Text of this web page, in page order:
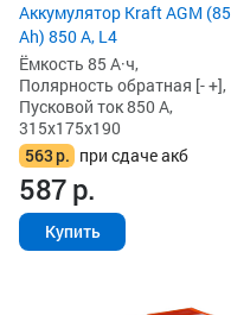
Аккумулятор Kraft AGM (85
Ah) 850 А, L4
Ёмкость 85 А·ч,
Полярность обратная [- +],
Пусковой ток 850 А,
315x175x190
563р. при сдаче акб
587р.
Купить